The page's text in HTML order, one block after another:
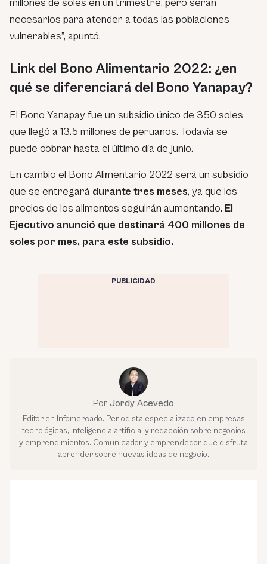
millones de soles en un trimestre, pero serán
necesarios para atender a todas las poblaciones
vulnerables”, apuntó.
Link del Bono Alimentario 2022: ¿en
qué se diferenciará del Bono Yanapay?
El Bono Yanapay fue un subsidio único de 350 soles
que llegó a 13.5 millones de peruanos. Todavía se
puede cobrar hasta el último día de junio.
En cambio el Bono Alimentario 2022 será un subsidio
que se entregará durante tres meses, ya que los
precios de los alimentos seguirán aumentando. El
Ejecutivo anunció que destinará 400 millones de
soles por mes, para este subsidio.
PUBLICIDAD
Por Jordy Acevedo
Editor en Infomercado. Periodista especializado en empresas
tecnológicas, inteligencia artificial y redacción sobre negocios
y emprendimientos. Comunicador y emprendedor que disfruta
aprender sobre nuevas ideas de negocio.